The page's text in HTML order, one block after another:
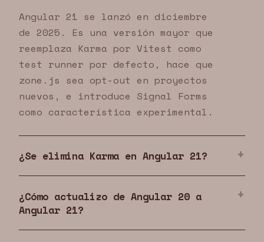
Angular 21 se lanzó en diciembre
de 2025. Es una versión mayor que
reemplaza Karma por Vitest como
test runner por defecto, hace que
zone.js sea opt-out en proyectos
nuevos, e introduce Signal Forms
como característica experimental.
¿Se elimina Karma en Angular 21?
¿Cómo actualizo de Angular 20 a
Angular 21?